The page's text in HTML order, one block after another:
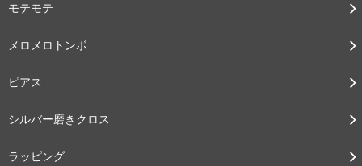
モテモテ
メロメロトンボ
ピアス
シルバー磨きクロス
ラッピング